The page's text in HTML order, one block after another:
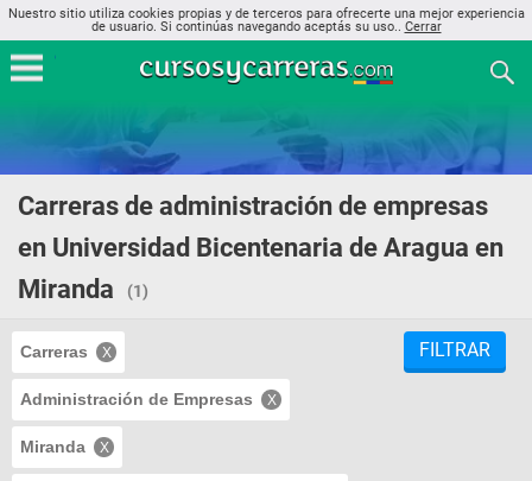
Nuestro sitio utiliza cookies propias y de terceros para ofrecerte una mejor experiencia
de usuario. Si continúas navegando aceptás su uso.. Cerrar
Carreras de administración de empresas
en Universidad Bicentenaria de Aragua en
Miranda
(1)
Carreras
Administración de Empresas
Miranda
FILTRAR